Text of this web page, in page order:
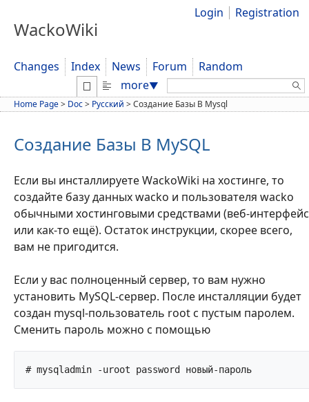
WackoWiki
Login Registration
Changes Index News Forum
Random
more▼ Search:
Home Page> Doc> Русский >Создание Базы В Mysql
Создание Базы В MySQL
Если вы инсталлируете WackoWiki на хостинге, то
создайте базу данных wacko и пользователя wacko
обычными хостинговыми средствами (веб-интерфейс
или как-то ещё). Остаток инструкции, скорее всего,
вам не пригодится.
Если у вас полноценный сервер, то вам нужно
установить MySQL-сервер. После инсталляции будет
создан mysql-пользователь root с пустым паролем.
Сменить пароль можно с помощью